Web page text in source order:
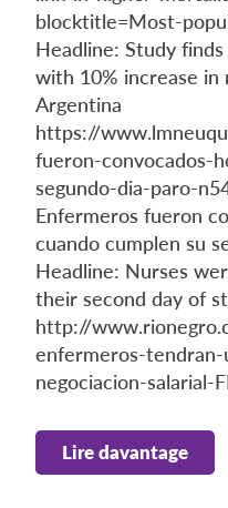
blocktitle=Most-
Headline: Study
with 10% increase in
Argentina
https://
fueron-convocados-
segundo-dia-paro-
Enfermeros fueron
cuando cumplen su
Headline: Nurses
their second day of
http://
enfermeros-
negociacion-salarial-
Lire davantage